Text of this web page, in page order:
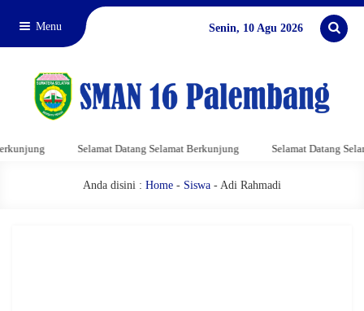
Menu Senin, 10 Agu 2026
Selamat Datang Selamat Berkunjung Selamat Datang
Anda disini : Home - Siswa - Adi Rahmadi